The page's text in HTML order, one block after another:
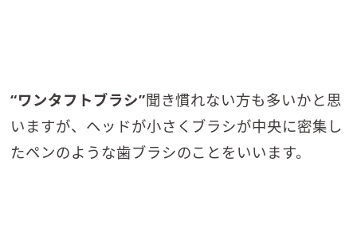
“ワンタフトブラシ”聞き慣れない方も多いかと思
いますが、ヘッドが小さくブラシが中央に密集し
たペンのような歯ブラシのことをいいます。